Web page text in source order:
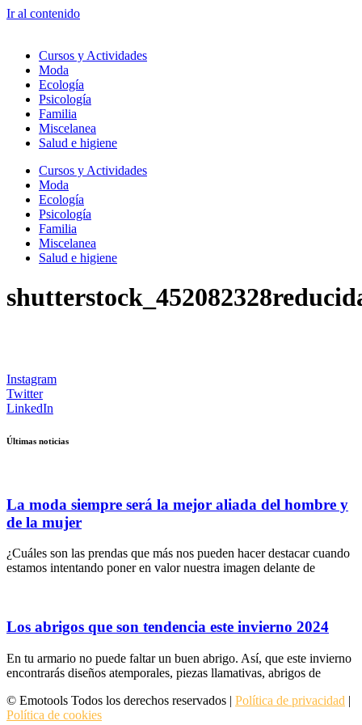
Ir al contenido
Cursos y Actividades
Moda
Ecología
Psicología
Familia
Miscelanea
Salud e higiene
Cursos y Actividades
Moda
Ecología
Psicología
Familia
Miscelanea
Salud e higiene
Instagram
Twitter
LinkedIn
Últimas noticias
La moda siempre será la mejor aliada del hombre y
de la mujer
¿Cuáles son las prendas que más nos pueden hacer destacar cuando
estamos intentando poner en valor nuestra imagen delante de
Los abrigos que son tendencia este invierno 2024
En tu armario no puede faltar un buen abrigo. Así, que este invierno
encontrarás diseños atemporales, piezas llamativas, abrigos de
© Emotools Todos los derechos reservados | Política de privacidad |
Política de cookies